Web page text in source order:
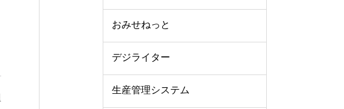
おみせねっと
デジライター
生産管理システム